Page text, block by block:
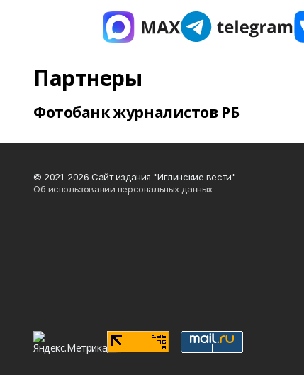
Партнеры
Фотобанк журналистов РБ
© 2021-2026 Сайт издания "Иглинские вести"
Об использовании персональных данных